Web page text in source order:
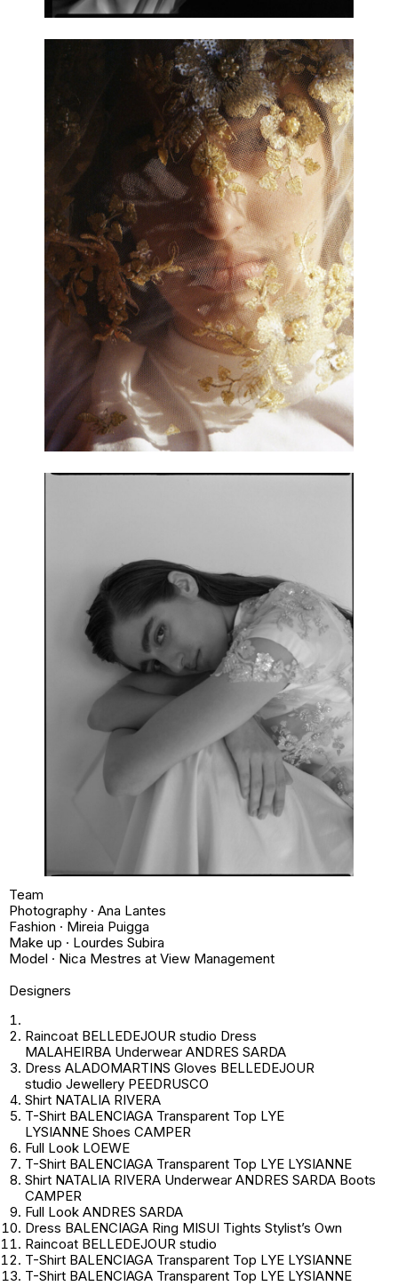
Team
Photography · Ana Lantes
Fashion · Mireia Puigga
Make up · Lourdes Subira
Model · Nica Mestres at View Management
Designers
Raincoat BELLEDEJOUR studio Dress
MALAHEIRBA Underwear ANDRES SARDA
Dress ALADOMARTINS Gloves BELLEDEJOUR
studio Jewellery PEEDRUSCO
Shirt NATALIA RIVERA
T-Shirt BALENCIAGA Transparent Top LYE
LYSIANNE Shoes CAMPER
Full Look LOEWE
T-Shirt BALENCIAGA Transparent Top LYE LYSIANNE
Shirt NATALIA RIVERA Underwear ANDRES SARDA Boots
CAMPER
Full Look ANDRES SARDA
Dress BALENCIAGA Ring MISUI Tights Stylist’s Own
Raincoat BELLEDEJOUR studio
T-Shirt BALENCIAGA Transparent Top LYE LYSIANNE
T-Shirt BALENCIAGA Transparent Top LYE LYSIANNE